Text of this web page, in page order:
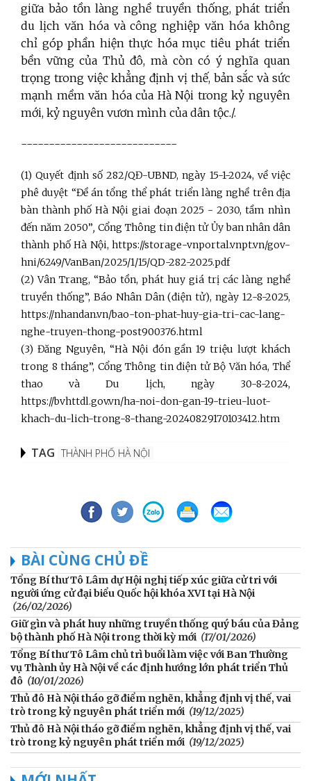
giữa bảo tồn làng nghề truyền thống, phát triển
du lịch văn hóa và công nghiệp văn hóa không
chỉ góp phần hiện thực hóa mục tiêu phát triển
bền vững của Thủ đô, mà còn có ý nghĩa quan
trọng trong việc khẳng định vị thế, bản sắc và sức
mạnh mềm văn hóa của Hà Nội trong kỷ nguyên
mới, kỷ nguyên vươn mình của dân tộc./.
----------------------------
(1) Quyết định số 282/QĐ-UBND, ngày 15-1-2024, về việc
phê duyệt “Đề án tổng thể phát triển làng nghề trên địa
bàn thành phố Hà Nội giai đoạn 2025 - 2030, tầm nhìn
đến năm 2050”, Cổng Thông tin điện tử Ủy ban nhân dân
thành phố Hà Nội, https://storage-vnportal.vnpt.vn/gov-
hni/6249/VanBan/2025/1/15/QD-282-2025.pdf
(2) Vân Trang, “Bảo tồn, phát huy giá trị các làng nghề
truyền thống”, Báo Nhân Dân (điện tử), ngày 12-8-2025,
https://nhandan.vn/bao-ton-phat-huy-gia-tri-cac-lang-
nghe-truyen-thong-post900376.html
(3) Đăng Nguyên, “Hà Nội đón gần 19 triệu lượt khách
trong 8 tháng”, Cổng Thông tin điện tử Bộ Văn hóa, Thể
thao và Du lịch, ngày 30-8-2024,
https://bvhttdl.gov.vn/ha-noi-don-gan-19-trieu-luot-
khach-du-lich-trong-8-thang-20240829170103412.htm
TAG THÀNH PHỐ HÀ NỘI
BÀI CÙNG CHỦ ĐỀ
Tổng Bí thư Tô Lâm dự Hội nghị tiếp xúc giữa cử tri với
người ứng cử đại biểu Quốc hội khóa XVI tại Hà Nội
(26/02/2026)
Giữ gìn và phát huy những truyền thống quý báu của Đảng
bộ thành phố Hà Nội trong thời kỳ mới (17/01/2026)
Tổng Bí thư Tô Lâm chủ trì buổi làm việc với Ban Thường
vụ Thành ủy Hà Nội về các định hướng lớn phát triển Thủ
đô (10/01/2026)
Thủ đô Hà Nội tháo gỡ điểm nghẽn, khẳng định vị thế, vai
trò trong kỷ nguyên phát triển mới (19/12/2025)
Thủ đô Hà Nội tháo gỡ điểm nghẽn, khẳng định vị thế, vai
trò trong kỷ nguyên phát triển mới (19/12/2025)